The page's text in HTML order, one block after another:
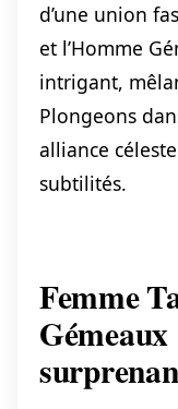
d’une union
et l’Homme
intrigant,
Plongeons
alliance
subtilités.
Femme